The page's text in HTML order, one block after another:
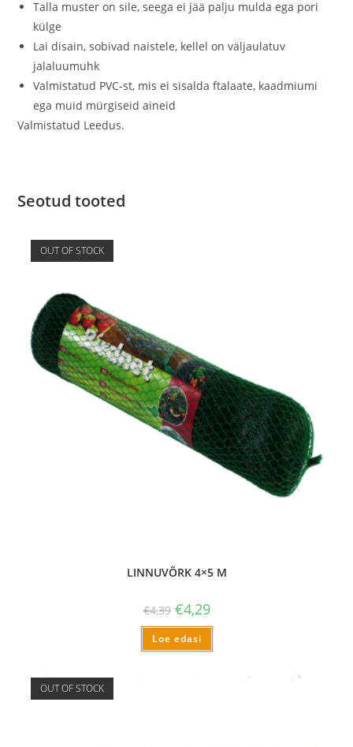
Talla muster on sile, seega ei jää palju mulda ega pori
külge
Lai disain, sobivad naistele, kellel on väljaulatuv
jalaluumuhk
Valmistatud PVC-st, mis ei sisalda ftalaate, kaadmiumi
ega muid mürgiseid aineid
Valmistatud Leedus.
Seotud tooted
OUT OF STOCK
LINNUVÕRK 4×5 M
€4,39 €4,29
Loe edasi
OUT OF STOCK